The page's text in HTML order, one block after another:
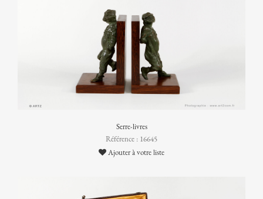
Serre-livres
Référence : 16645
Ajouter à votre liste